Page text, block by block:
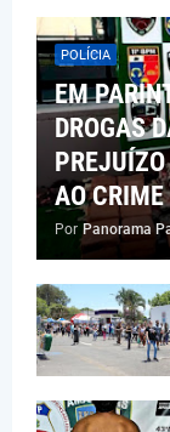
POLÍCIA
EM
DROGAS
AO
Por Panorama